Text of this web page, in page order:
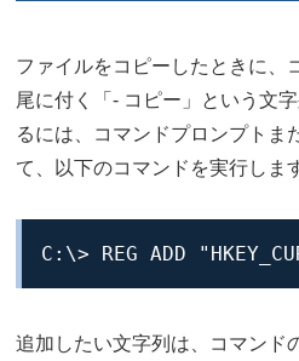
ファイルをコピーしたときに、
尾に付く「- コピー」という文
るには、コマンドプロンプトま
て、以下のコマンドを実行しま
C:\> REG ADD
追加したい文字列は、コマンド